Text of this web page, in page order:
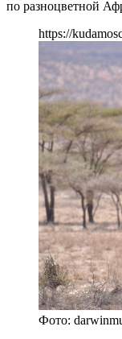
по разноцветной
https://
Фото: